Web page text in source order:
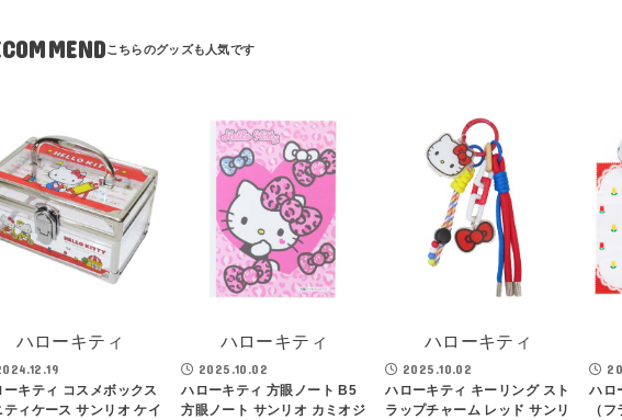
ハローキティ
ーキティ コスメボックス
ティケース サンリオ ケイ
ハローキティ
2025.10.02
ハローキティ 方眼ノート B5
方眼ノート サンリオ カミオジ
ハローキティ
2025.10.02
ハローキティ キーリング スト
ラップチャーム レッド サンリ
ハロ
（